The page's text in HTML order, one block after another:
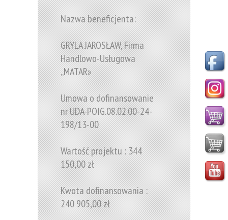
Nazwa beneficjenta:
GRYLA JAROSŁAW, Firma
Handlowo-Usługowa
„MATAR»
Umowa o dofinansowanie
nr UDA-POIG.08.02.00-24-
198/13-00
Wartość projektu : 344
150,00 zł
Kwota dofinansowania :
240 905,00 zł